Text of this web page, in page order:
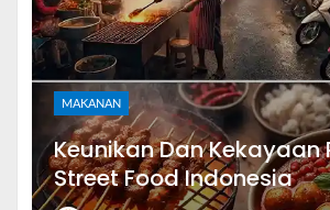
MAKANAN
Keunikan Dan Kekayaan
Street Food Indonesia